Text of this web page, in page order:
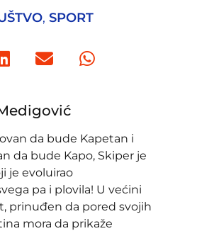
, SPORT
da bude Kapetan i
da bude Kapo, Skiper je
je evoluirao
pa i plovila! U većini
prinuđen da pored svojih
mora da prikaže